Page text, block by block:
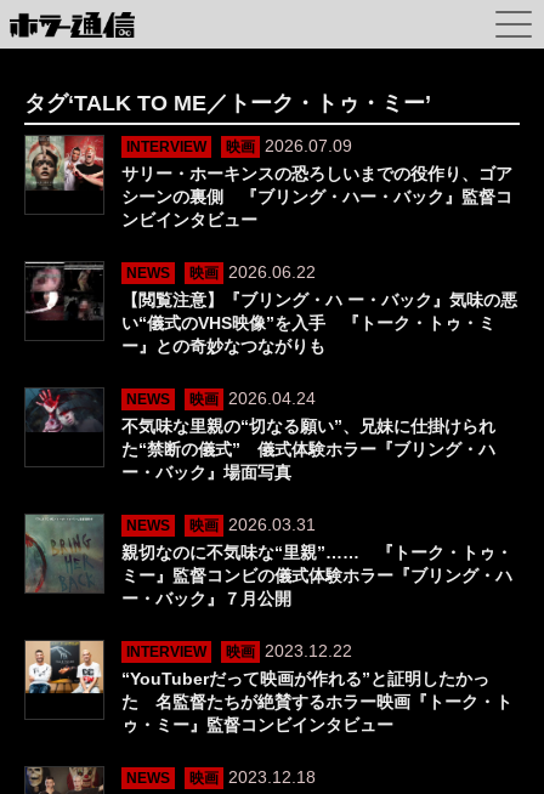
タグ‘TALK TO ME／トーク・トゥ・ミー’
INTERVIEW 映画
2026.07.09
サリー・ホーキンスの恐ろしいまでの役作り、ゴア
シーンの裏側 『ブリング・ハー・バック』監督コ
ンビインタビュー
NEWS 映画
2026.06.22
【閲覧注意】『ブリング・ハ ー・バック』気味の悪
い“儀式のVHS映像”を入手 『トーク・トゥ・ミ
ー』との奇妙なつながりも
NEWS 映画
2026.04.24
不気味な里親の“切なる願い”、兄妹に仕掛けられ
た“禁断の儀式” 儀式体験ホラー『ブリング・ハ
ー・バック』場面写真
NEWS 映画
2026.03.31
親切なのに不気味な“里親”…… 『トーク・トゥ・
ミー』監督コンビの儀式体験ホラー『ブリング・ハ
ー・バック』７月公開
INTERVIEW 映画
2023.12.22
“YouTuberだって映画が作れる”と証明したかっ
た 名監督たちが絶賛するホラー映画『トーク・ト
ゥ・ミー』監督コンビインタビュー
NEWS 映画
2023.12.18